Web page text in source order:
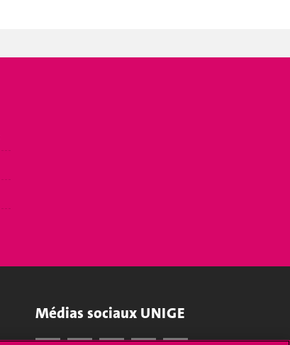
Médias sociaux UNIGE